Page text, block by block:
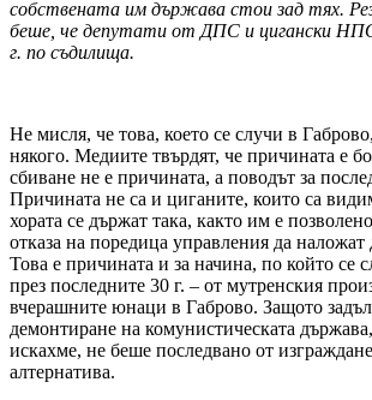
собствената им държава стои зад тях.
беше, че депутати от ДПС и цигански
г. по съдилища.
Не мисля, че това, което се случи в
някого. Медиите твърдят, че причината е
сбиване не е причината, а поводът за
Причината не са и циганите, които са
хората се държат така, както им е
отказа на поредица управления да
Това е причината и за начина, по който се
през последните 30 г. – от мутренския
вчерашните юнаци в Габрово. Защото
демонтиране на комунистическата
искахме, не беше последвано от
алтернатива.